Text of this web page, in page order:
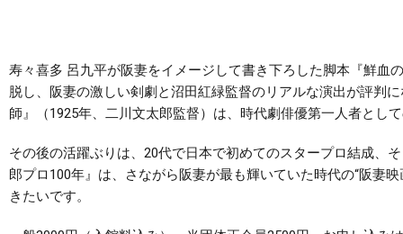
寿々喜多 呂九平が阪妻をイメージして書き下ろした脚本『鮮血
脱し、阪妻の激しい剣劇と沼田紅緑監督のリアルな演出が評
師』（1925年、二川文太郎監督）は、時代劇俳優第一人者とし
その後の活躍ぶりは、20代で日本で初めてのスタープロ結成、
郎プロ100年』は、さながら阪妻が最も輝いていた時代の“阪妻
きたいです。